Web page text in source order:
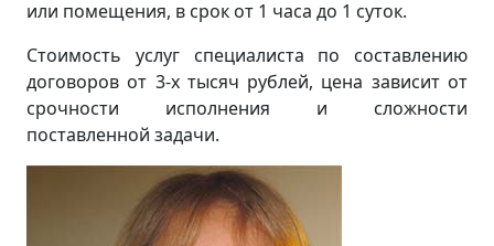
или помещения, в срок от 1 часа до 1 суток.
Стоимость услуг специалиста по составлению
договоров от 3-х тысяч рублей, цена зависит от
срочности исполнения и сложности
поставленной задачи.